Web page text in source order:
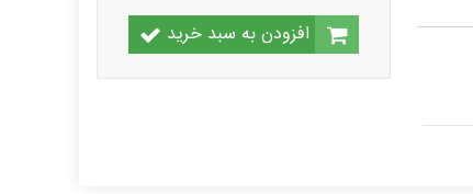
افزودن به سبد خرید